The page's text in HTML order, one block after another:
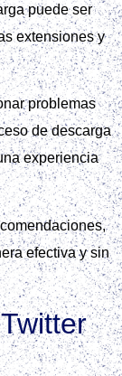
puede ser
extensiones y
problemas
de descarga
experiencia
efectiva y sin